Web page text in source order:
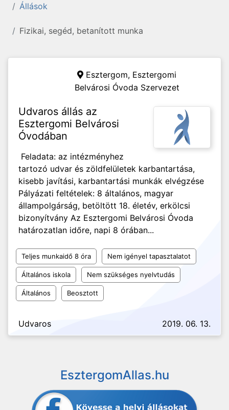
Állások
Fizikai, segéd, betanított munka
Esztergom, Esztergomi
Belvárosi Óvoda Szervezet
Udvaros állás az
Esztergomi Belvárosi
Óvodában
Feladata: az intézményhez
tartozó udvar és zöldfelületek karbantartása,
kisebb javítási, karbantartási munkák elvégzése
Pályázati feltételek: 8 általános, magyar
állampolgárság, betöltött 18. életév, erkölcsi
bizonyítvány Az Esztergomi Belvárosi Óvoda
határozatlan időre, napi 8 órában...
Teljes munkaidő 8 óra Nem igényel tapasztalatot
Általános iskola Nem szükséges nyelvtudás
Általános Beosztott
Udvaros 2019. 06. 13.
EsztergomAllas.hu